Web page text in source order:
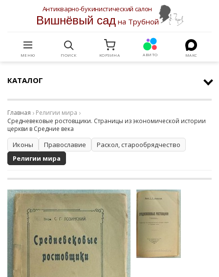
Антикварно-букинистический салон
Вишнёвый садна Трубной
МЕНЮ ПОИСК КОРЗИНА АВИТО МАКС
КАТАЛОГ
Главная
Религии мира
Средневековые ростовщики. Страницы из экономической истории
церкви в Средние века
Иконы Православие
Раскол, старообрядчество
Религии мира